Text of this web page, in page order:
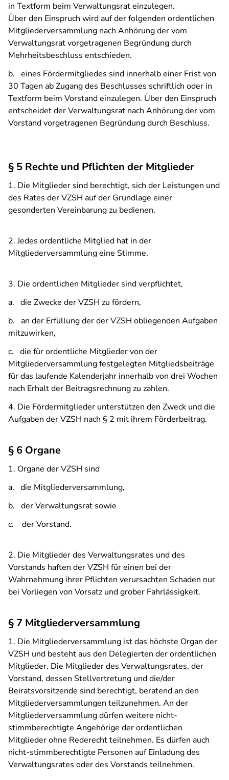
in Textform beim Verwaltungsrat einzulegen.
Über den Einspruch wird auf der folgenden ordentlichen
Mitgliederversammlung nach Anhörung der vom
Verwaltungsrat vorgetragenen Begründung durch
Mehrheitsbeschluss entschieden.
b. eines Fördermitgliedes sind innerhalb einer Frist von
30 Tagen ab Zugang des Beschlusses schriftlich oder in
Textform beim Vorstand einzulegen. Über den Einspruch
entscheidet der Verwaltungsrat nach Anhörung der vom
Vorstand vorgetragenen Begründung durch Beschluss.
§ 5 Rechte und Pflichten der Mitglieder
1. Die Mitglieder sind berechtigt, sich der Leistungen und
des Rates der VZSH auf der Grundlage einer
gesonderten Vereinbarung zu bedienen.
2. Jedes ordentliche Mitglied hat in der
Mitgliederversammlung eine Stimme.
3. Die ordentlichen Mitglieder sind verpflichtet,
a. die Zwecke der VZSH zu fördern,
b. an der Erfüllung der der VZSH obliegenden Aufgaben
mitzuwirken,
c. die für ordentliche Mitglieder von der
Mitgliederversammlung festgelegten Mitgliedsbeiträge
für das laufende Kalenderjahr innerhalb von drei Wochen
nach Erhalt der Beitragsrechnung zu zahlen.
4. Die Fördermitglieder unterstützen den Zweck und die
Aufgaben der VZSH nach § 2 mit ihrem Förderbeitrag.
§ 6 Organe
1. Organe der VZSH sind
a. die Mitgliederversammlung,
b. der Verwaltungsrat sowie
c. der Vorstand.
2. Die Mitglieder des Verwaltungsrates und des
Vorstands haften der VZSH für einen bei der
Wahrnehmung ihrer Pflichten verursachten Schaden nur
bei Vorliegen von Vorsatz und grober Fahrlässigkeit.
§ 7 Mitgliederversammlung
1. Die Mitgliederversammlung ist das höchste Organ der
VZSH und besteht aus den Delegierten der ordentlichen
Mitglieder. Die Mitglieder des Verwaltungsrates, der
Vorstand, dessen Stellvertretung und die/der
Beiratsvorsitzende sind berechtigt, beratend an den
Mitgliederversammlungen teilzunehmen. An der
Mitgliederversammlung dürfen weitere nicht-
stimmberechtigte Angehörige der ordentlichen
Mitglieder ohne Rederecht teilnehmen. Es dürfen auch
nicht-stimmberechtigte Personen auf Einladung des
Verwaltungsrates oder des Vorstands teilnehmen.